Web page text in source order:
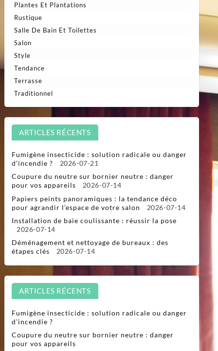
Plantes Et Plantations
Rustique
Salle De Bain Et Toilettes
Salon
Style
Tendance
Terrasse
Traditionnel
ARTICLES RÉCENTS
Fumigène insecticide : solution radicale ou danger
d’incendie ?
2026-07-21
Coupure du neutre sur bornier neutre : danger
pour vos appareils
2026-07-14
Papiers peints panoramiques : la tendance déco
pour agrandir l’espace de votre salon
2026-07-14
Installation de baie coulissante : réussir la pose
2026-07-14
Déménagement et nettoyage de bureaux : des
étapes clés
2026-07-14
ARTICLES RÉCENTS
Fumigène insecticide : solution radicale ou danger
d’incendie ?
Coupure du neutre sur bornier neutre : danger
pour vos appareils